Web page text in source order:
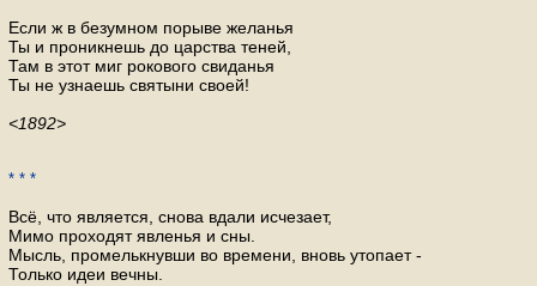
Если ж в безумном порыве желанья
Ты и проникнешь до царства теней,
Там в этот миг рокового свиданья
Ты не узнаешь святыни своей!
<1892>
* * *
Всё, что является, снова вдали исчезает,
Мимо проходят явленья и сны.
Мысль, промелькнувши во времени, вновь утопает -
Только идеи вечны.